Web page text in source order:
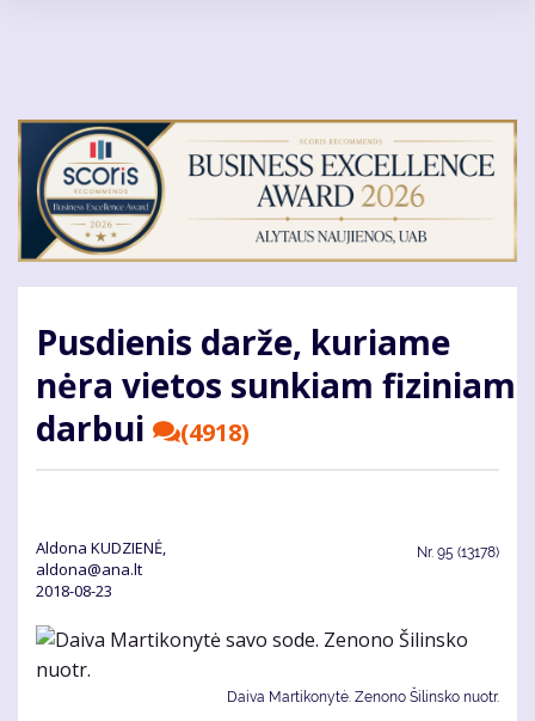
Pusdienis darže, kuriame
nėra vietos sunkiam fiziniam
darbui
(4918)
Aldona KUDZIENĖ,
aldona@ana.lt
2018-08-23
Nr. 95 (13178)
Daiva Martikonytė. Zenono Šilinsko nuotr.